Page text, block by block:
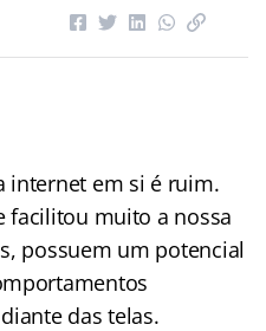
internet em si é ruim.
facilitou muito a nossa
possuem um potencial
das telas.